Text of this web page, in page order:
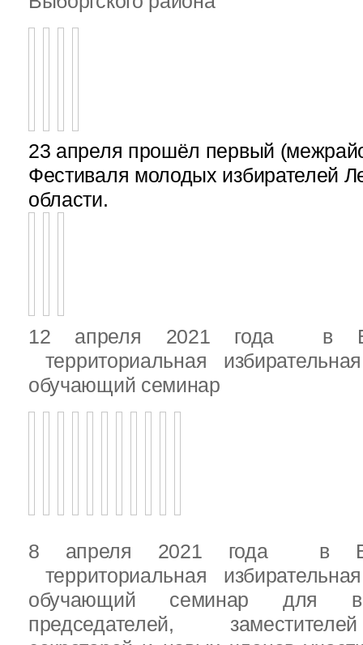
23 апреля прошёл первый
Фестиваля молодых избирателей
области.
12 апреля 2021 года в
территориальная
обучающий семинар
8 апреля 2021 года в
территориальная
обучающий семинар для
председателей,